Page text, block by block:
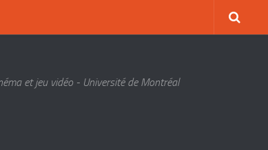
et jeu vidéo - Université de Montréal